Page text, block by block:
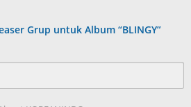
Grup untuk Album “BLINGY”